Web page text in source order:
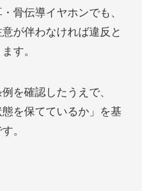
骨伝導イヤホンでも、
が伴わなければ違反と
す。
を確認したうえで、
態を保てているか」を基
。